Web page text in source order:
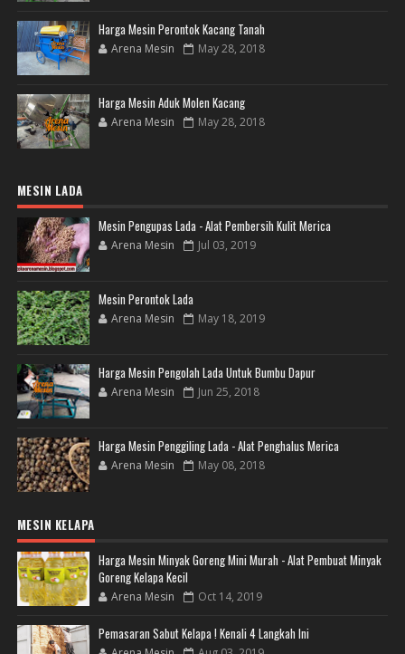
Harga Mesin Perontok Kacang Tanah
Arena Mesin May 28, 2018
Harga Mesin Aduk Molen Kacang
Arena Mesin May 28, 2018
MESIN LADA
Mesin Pengupas Lada - Alat Pembersih Kulit Merica
Arena Mesin Jul 03, 2019
Mesin Perontok Lada
Arena Mesin May 18, 2019
Harga Mesin Pengolah Lada Untuk Bumbu Dapur
Arena Mesin Jun 25, 2018
Harga Mesin Penggiling Lada - Alat Penghalus Merica
Arena Mesin May 08, 2018
MESIN KELAPA
Harga Mesin Minyak Goreng Mini Murah - Alat Pembuat Minyak
Goreng Kelapa Kecil
Arena Mesin Oct 14, 2019
Pemasaran Sabut Kelapa ! Kenali 4 Langkah Ini